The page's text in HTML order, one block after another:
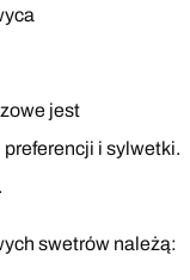
jest
i sylwetki.
swetrów należą: